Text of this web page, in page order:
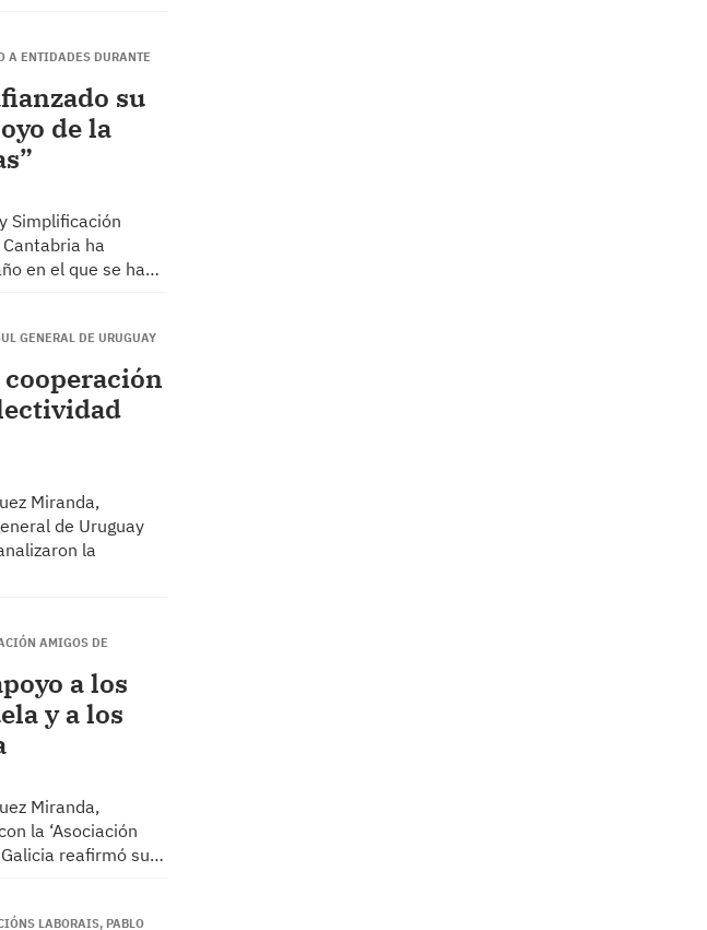
A ENTIDADES DURANTE
su
de la
Simplificación
ha
en el que se ha…
GENERAL DE URUGUAY
Miranda,
de Uruguay
la
AMIGOS DE
a los
y a los
Miranda,
la ‘Asociación
Galicia reafirmó su…
LABORAIS, PABLO